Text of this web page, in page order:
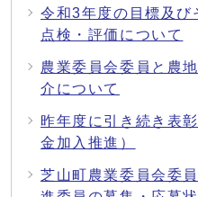
令和3年度の目標及び
点検・評価について
農業委員会委員と農
介について
昨年度に引き続き表
金加入推進）
芝山町農業委員会委